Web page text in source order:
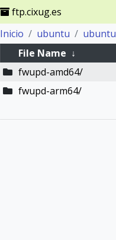
ftp.cixug.es
Inicio
ubuntu ubuntu
File Name ↓
fwupd-amd64/
fwupd-arm64/